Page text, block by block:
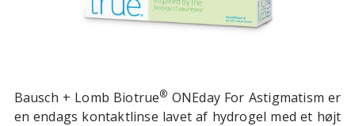
Bausch + Lomb Biotrue® ONEday For Astigmatism er
en endags kontaktlinse lavet af hydrogel med et højt